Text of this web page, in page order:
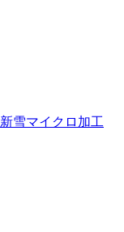
雪マイクロ加工